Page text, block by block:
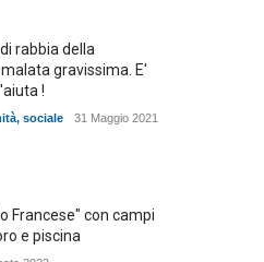
rabbia della
gravissima. E'
!
, sociale 31 Maggio 2021
Francese" con campi
e piscina